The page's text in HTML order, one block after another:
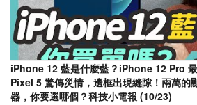
iPhone 12 藍是什麼藍？iPhone 12 Pro
Pixel 5 驚傳災情，邊框出現縫隙！兩萬的
器，你要選哪個？科技小電報 (10/23)